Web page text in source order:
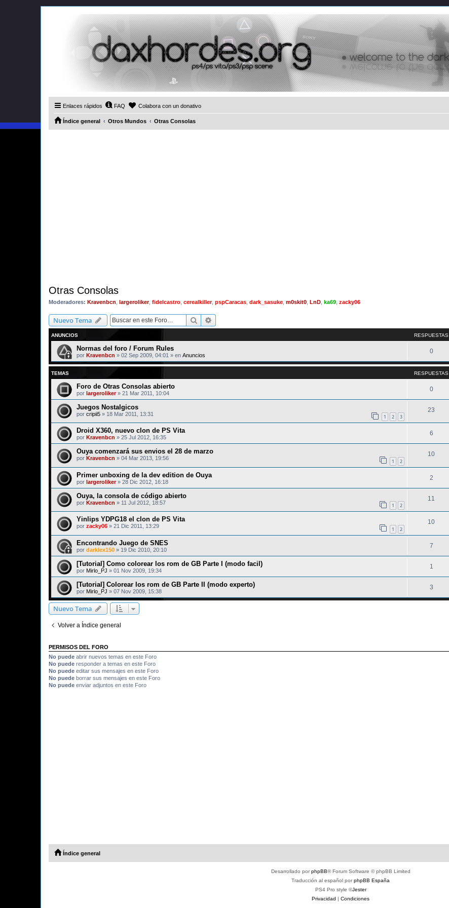
Enlaces rápidos FAQ Colabora con un donativo
Índice general Otros Mundos Otras Consolas
Otras Consolas
Moderadores: Kravenbcn largeroliker, fidelcastro cerealkiller, pspCaracas dark_sasuke m0skit0 LnD ka69 zacky06
Nuevo Tema Buscar
ANUNCIOS RESPUESTAS
Normas del foro / Forum Rules
por Kravenbcn » 02 Sep 2009, 04:01 » en Anuncios
0
TEMAS RESPUESTAS
Foro de Otras Consolas abierto
por largeroliker» 21 Mar 2011, 10:04
0
Juegos Nostalgicos
por cripii5 » 18 Mar 2011, 13:31 1 2 3
23
Droid X360, nuevo clon de PS Vita
por Kravenbcn » 25 Jul 2012, 16:35
6
Ouya comenzará sus envios el 28 de marzo
por Kravenbcn » 04 Mar 2013, 19:56 1 2
10
Primer unboxing de la dev edition de Ouya
por largeroliker» 28 Dic 2012, 16:18
2
Ouya, la consola de código abierto
por Kravenbcn » 11 Jul 2012, 18:57 1 2
11
Yinlips YDPG18 el clon de PS Vita
por zacky06 » 21 Dic 2011, 13:29 1 2
10
Encontrando Juego de SNES
por darklex150 » 19 Dic 2010, 20:10
7
[Tutorial] Como colorear los rom de GB Parte I (modo facil)
por Mirlo_PJ » 01 Nov 2009, 19:34
1
[Tutorial] Colorear los rom de GB Parte II (modo experto)
por Mirlo_PJ » 07 Nov 2009, 15:38
3
Nuevo Tema
Volver a Índice general
PERMISOS DEL FORO
No puede abrir nuevos temas en este Foro
No puede responder a temas en este Foro
No puede editar sus mensajes en este Foro
No puede borrar sus mensajes en este Foro
No puede enviar adjuntos en este Foro
Índice general
Desarrollado porphpBB® Forum Software © phpBB Limited
Traducción al español porphpBB España
PS4 Pro style ©Jester
Privacidad | Condiciones